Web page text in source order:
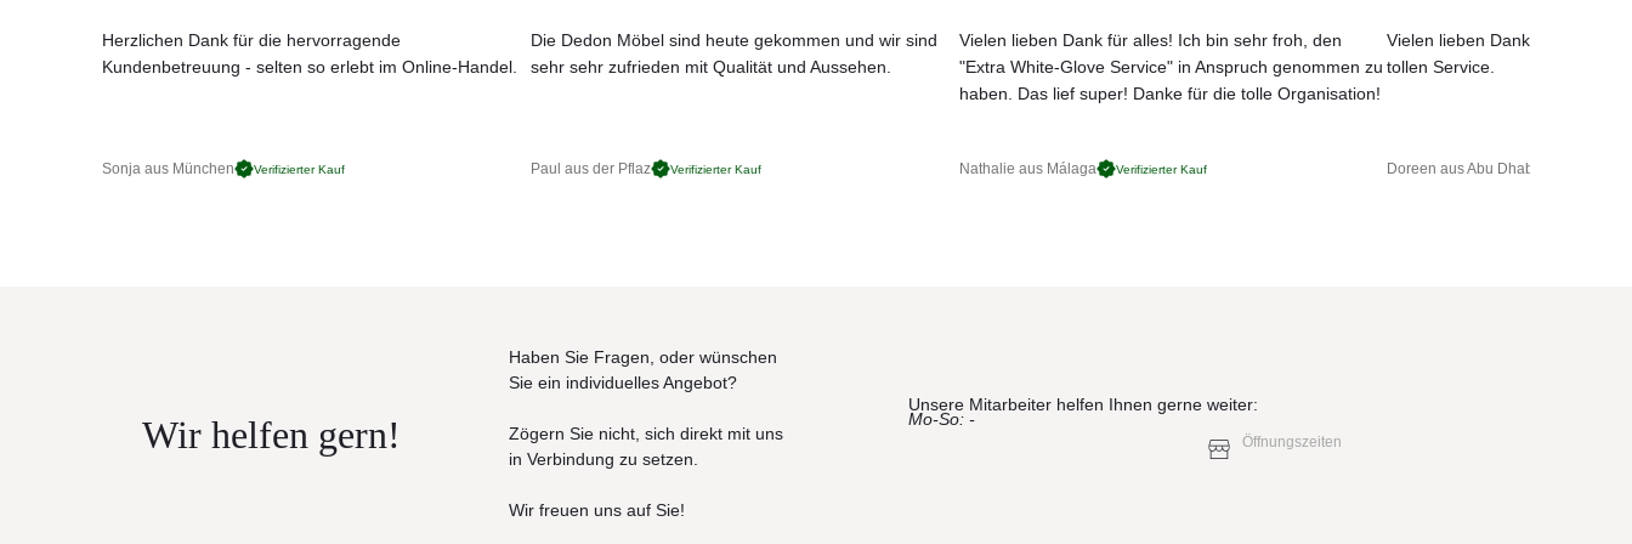
Maße (B x T × H):144 × 72 × 28 cm JETZT MUSTER BESTELLEN
Herzlichen Dank für die hervorragende
Kundenbetreuung - selten so erlebt im Online-Handel.
Sonja aus München Verifizierter Kauf
Die Dedon Möbel sind heute gekommen und wir sind
sehr sehr zufrieden mit Qualität und Aussehen.
Paul aus der Pflaz Verifizierter Kauf
Vielen lieben Dank für alles! Ich bin sehr froh, den
"Extra White-Glove Service" in Anspruch genommen zu
haben. Das lief super! Danke für die tolle Organisation!
Nathalie aus Málaga Verifizierter Kauf
Vielen lieben Dank für das
tollen Service.
Doreen aus Abu Dhabi
Wir helfen gern!
Haben Sie Fragen, oder wünschen
Sie ein individuelles Angebot?
Zögern Sie nicht, sich direkt mit uns
in Verbindung zu setzen.
Wir freuen uns auf Sie!
Unsere Mitarbeiter helfen Ihnen gerne weiter:
Mo-So: -
Öffnungszeiten